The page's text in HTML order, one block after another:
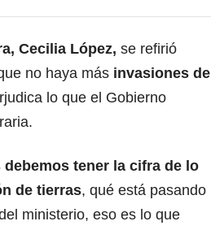
Cecilia López, se refirió
no haya más invasiones de
lo que el Gobierno
tener la cifra de lo
de tierras, qué está pasando
ministerio, eso es lo que